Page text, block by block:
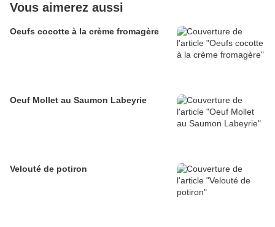
Vous aimerez aussi
Oeufs cocotte à la crème fromagère
Oeuf Mollet au Saumon Labeyrie
Velouté de potiron